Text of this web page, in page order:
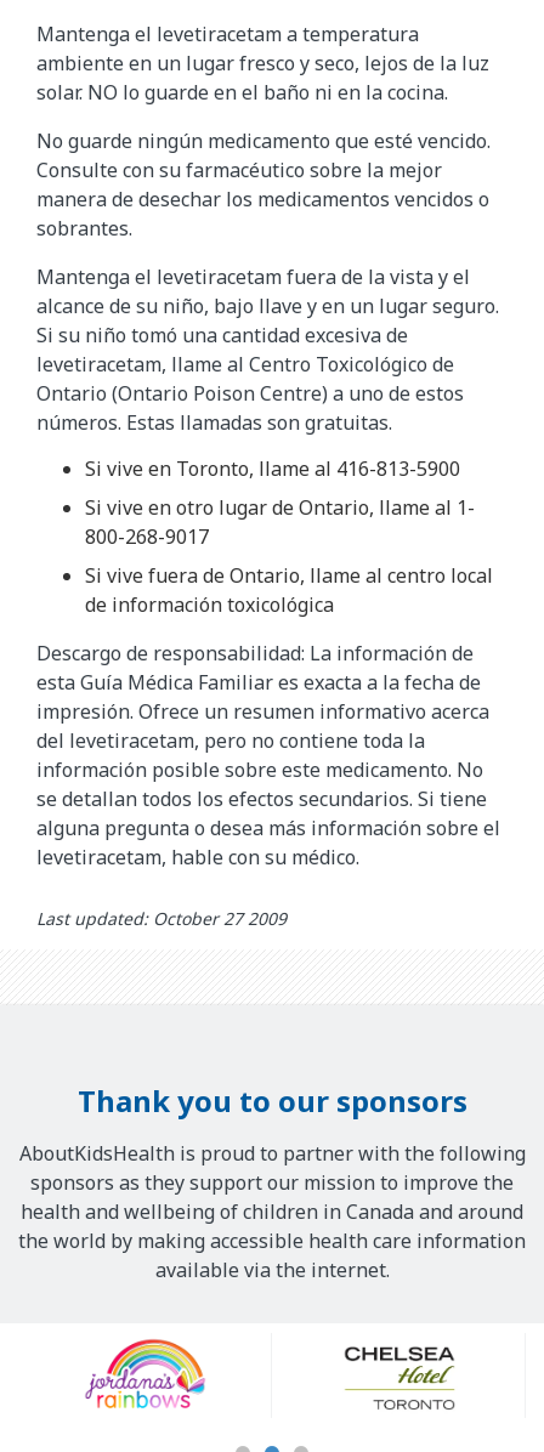
Mantenga el levetiracetam a temperatura
ambiente en un lugar fresco y seco, lejos de la luz
solar. NO lo guarde en el baño ni en la cocina.
No guarde ningún medicamento que esté vencido.
Consulte con su farmacéutico sobre la mejor
manera de desechar los medicamentos vencidos o
sobrantes.
Mantenga el levetiracetam fuera de la vista y el
alcance de su niño, bajo llave y en un lugar seguro.
Si su niño tomó una cantidad excesiva de
levetiracetam, llame al Centro Toxicológico de
Ontario (Ontario Poison Centre) a uno de estos
números. Estas llamadas son gratuitas.
Si vive en Toronto, llame al 416-813-5900
Si vive en otro lugar de Ontario, llame al 1-
800-268-9017
Si vive fuera de Ontario, llame al centro local
de información toxicológica
Descargo de responsabilidad: La información de
esta Guía Médica Familiar es exacta a la fecha de
impresión. Ofrece un resumen informativo acerca
del levetiracetam, pero no contiene toda la
información posible sobre este medicamento. No
se detallan todos los efectos secundarios. Si tiene
alguna pregunta o desea más información sobre el
levetiracetam, hable con su médico.
Last updated: October 27 2009
Thank you to our sponsors
AboutKidsHealth is proud to partner with the following
sponsors as they support our mission to improve the
health and wellbeing of children in Canada and around
the world by making accessible health care information
available via the internet.
Sponsors